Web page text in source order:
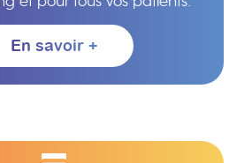
En savoir +